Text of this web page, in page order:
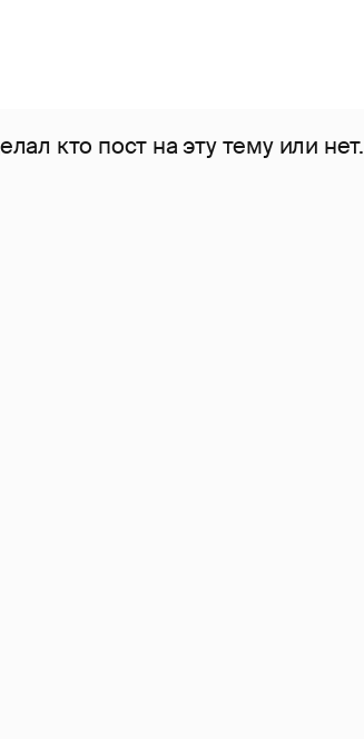
кто пост на эту тему или нет.